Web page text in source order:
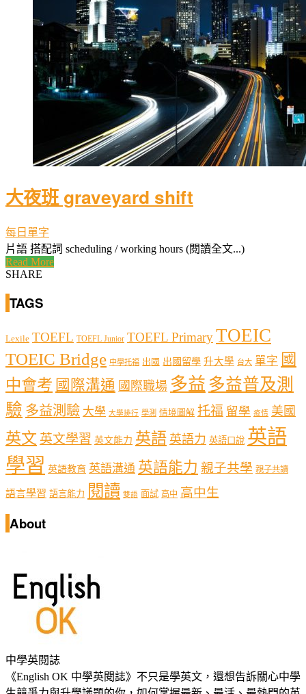
大夜班 graveyard shift
每日單字
片語 搭配詞 scheduling / working hours (閱讀全文...)
Read More
SHARE
TAGS
Lexile TOEFL TOEFL Junior TOEFL PrimaryTOEIC
TOEIC Bridge 中學托福 出國 出國留學 升大學 台大 單字 國
中會考 國際溝通 國際職場 多益 多益普及測
驗 多益測驗 大學 大學排行 學測 情境圖解 托福 留學 疫情 美國
英文 英文學習 英文能力 英語 英語力 英語口說 英語
學習 英語教育 英語溝通 英語能力 親子共學 親子共讀
語言學習 語言能力 閱讀 雙語 面試 高中 高中生
About
中學英閱誌
《English OK 中學英閱誌》不只是學英文，還想告訴關心中學